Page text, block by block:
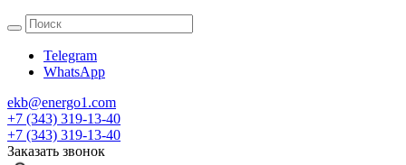
Telegram
WhatsApp
ekb@energo1.com
+7 (343) 319-13-40
+7 (343) 319-13-40
Заказать звонок